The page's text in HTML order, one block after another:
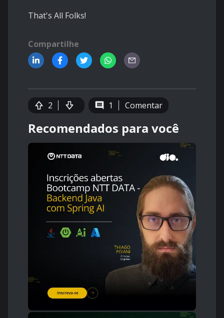
That's All Folks!
Compartilhe
2 1 Comentar
Recomendados para você